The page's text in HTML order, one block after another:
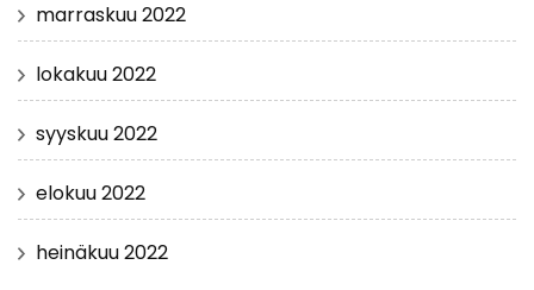
marraskuu 2022
lokakuu 2022
syyskuu 2022
elokuu 2022
heinäkuu 2022